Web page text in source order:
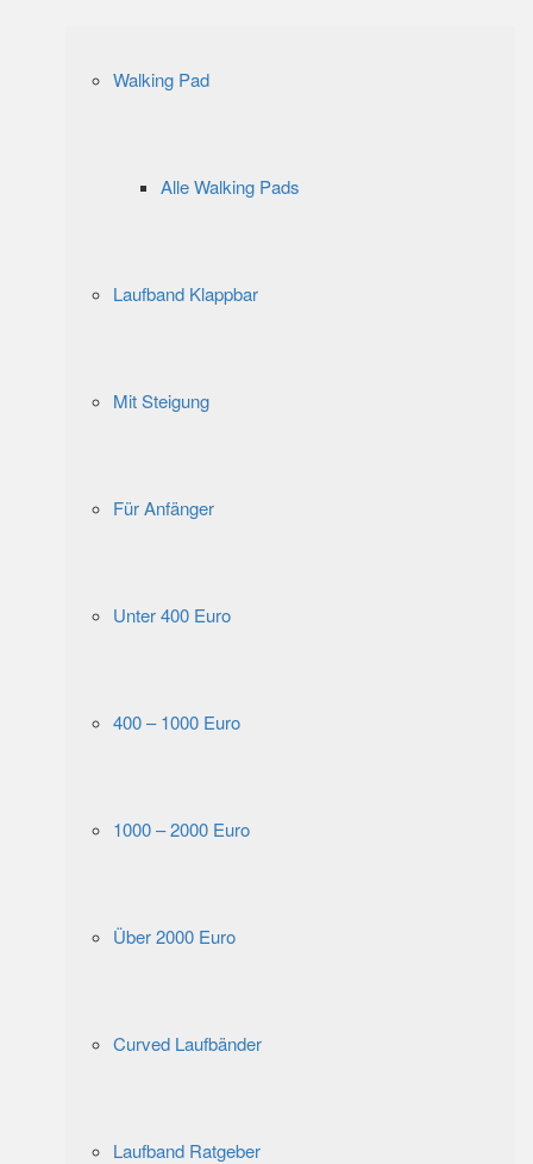
Walking Pad
Alle Walking Pads
Laufband Klappbar
Mit Steigung
Für Anfänger
Unter 400 Euro
400 – 1000 Euro
1000 – 2000 Euro
Über 2000 Euro
Curved Laufbänder
Laufband Ratgeber